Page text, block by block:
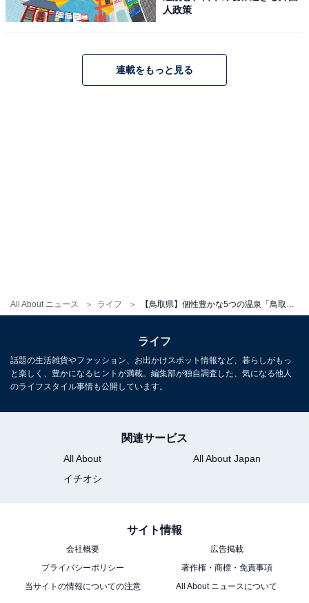
All About ニュース ライフ
人政策
連載をもっと見る
ライフ
話題の生活雑貨やファッション、お出かけスポット情報など、暮らしがもっ
と楽しく、豊かになるヒントが満載。編集部が独自調査した、気になる他人
のライフスタイル事情も公開しています。
関連サービス
All About
All About Japan
イチオシ
サイト情報
会社概要
広告掲載
プライバシーポリシー
著作権・商標・免責事項
当サイトの情報についての注意
All About ニュースについて